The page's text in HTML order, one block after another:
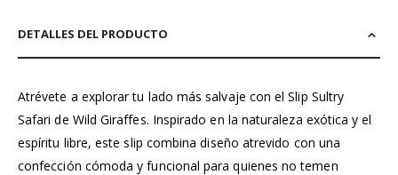
DETALLES DEL PRODUCTO
Atrévete a explorar tu lado más salvaje con el Slip Sultry
Safari de Wild Giraffes. Inspirado en la naturaleza exótica y el
espíritu libre, este slip combina diseño atrevido con una
confección cómoda y funcional para quienes no temen